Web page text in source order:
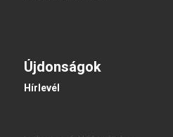
Újdonságok
Hírlevél